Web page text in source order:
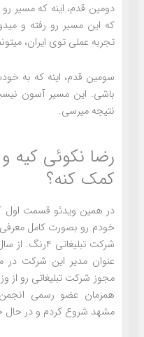
دومین قدم، اینه که مسیر
تجربه عملی توی ایران،
سومین قدم، اینه که به
باشی. این مسیر آسون
نتیجه میرسی.
رضا نکوئی کیه
کمک کنه؟
در همین ویدئو قسمت اول
خودم رو بصورت کامل
مجوز شرکت تبلیغاتی رو از
همزمان عضو رسمی
مشهد شروع کردم و در